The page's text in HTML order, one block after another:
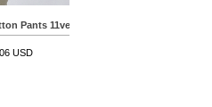
Pants 11ver (New Spring Boots Cut)
USD